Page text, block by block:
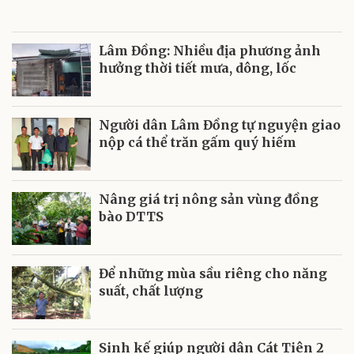
Lâm Đồng: Nhiều địa phương ảnh
hưởng thời tiết mưa, dông, lốc
Người dân Lâm Đồng tự nguyện giao
nộp cá thể trăn gấm quý hiếm
Nâng giá trị nông sản vùng đồng
bào DTTS
Để những mùa sầu riêng cho năng
suất, chất lượng
Sinh kế giúp người dân Cát Tiên 2